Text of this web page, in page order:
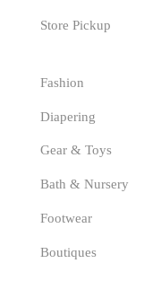
Store Pickup
Fashion
Diapering
Gear & Toys
Bath & Nursery
Footwear
Boutiques